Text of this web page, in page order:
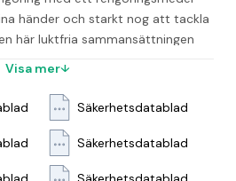
händer och starkt nog att tackla
här luktfria sammansättningen
disk och att tvätta händerna,
för huden och säker att använda
tillsatser, så den kan
tyger – till och med för
Visa mer
Säkerhetsdatablad
Säkerhetsdatablad